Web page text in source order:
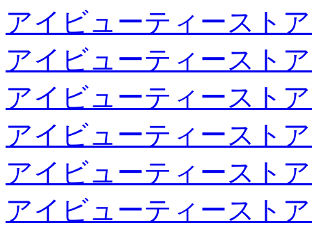
アイビューティースト
アイビューティースト
アイビューティースト
アイビューティースト
アイビューティースト
アイビューティースト